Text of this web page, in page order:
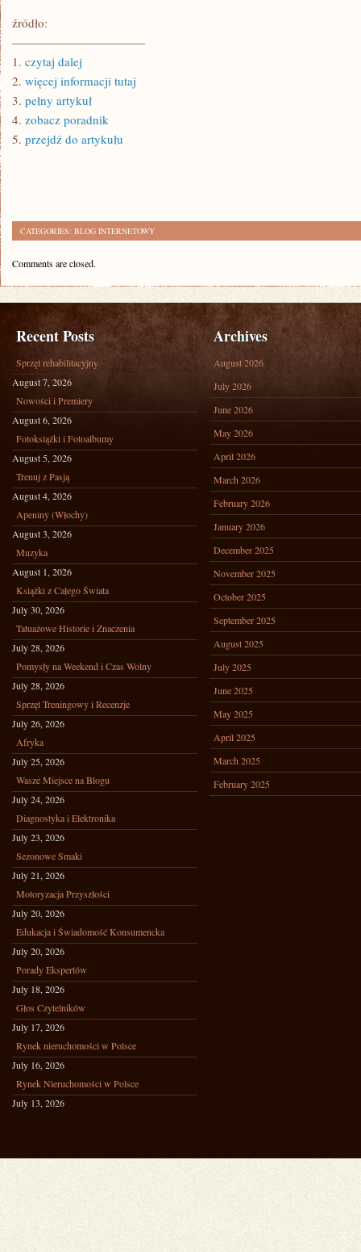
źródło:
———————————
1. czytaj dalej
2. więcej informacji tutaj
3. pełny artykuł
4. zobacz poradnik
5. przejdź do artykułu
CATEGORIES: BLOG INTERNETOWY
Comments are closed.
Recent Posts
Sprzęt rehabilitacyjny
August 7, 2026
Nowości i Premiery
August 6, 2026
Fotoksiążki i Fotoalbumy
August 5, 2026
Trenuj z Pasją
August 4, 2026
Apeniny (Włochy)
August 3, 2026
Muzyka
August 1, 2026
Książki z Całego Świata
July 30, 2026
Tatuażowe Historie i Znaczenia
July 28, 2026
Pomysły na Weekend i Czas Wolny
July 28, 2026
Sprzęt Treningowy i Recenzje
July 26, 2026
Afryka
July 25, 2026
Wasze Miejsce na Blogu
July 24, 2026
Diagnostyka i Elektronika
July 23, 2026
Sezonowe Smaki
July 21, 2026
Motoryzacja Przyszłości
July 20, 2026
Edukacja i Świadomość Konsumencka
July 20, 2026
Porady Ekspertów
July 18, 2026
Głos Czytelników
July 17, 2026
Rynek nieruchomości w Polsce
July 16, 2026
Rynek Nieruchomości w Polsce
July 13, 2026
Archives
August 2026
July 2026
June 2026
May 2026
April 2026
March 2026
February 2026
January 2026
December 2025
November 2025
October 2025
September 2025
August 2025
July 2025
June 2025
May 2025
April 2025
March 2025
February 2025